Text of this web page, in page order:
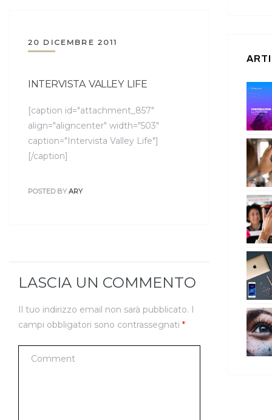
20 DICEMBRE 2011
INTERVISTA VALLEY LIFE
[caption id="attachment_857"
align="aligncenter" width="503"
caption="Intervista Valley Life"]
[/caption]
POSTED BY ARY
LASCIA UN COMMENTO
Il tuo indirizzo email non sarà pubblicato. I
campi obbligatori sono contrassegnati *